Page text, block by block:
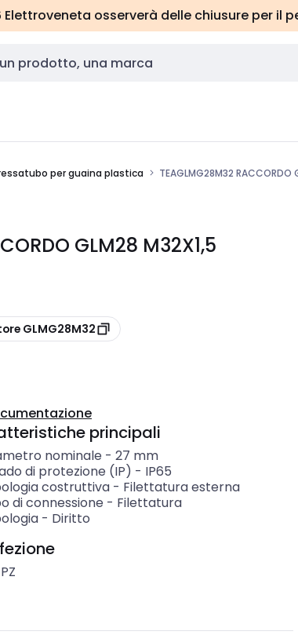
osserverà delle chiusure per il
per guaina plastica TEAGLMG28M32 RACCORDO
GLM28 M32X1,5
GLMG28M32
principali
nominale - 27 mm
di protezione (IP) - IP65
costruttiva- Filettatura esterna
di connessione - Filettatura
- Diritto
PZ